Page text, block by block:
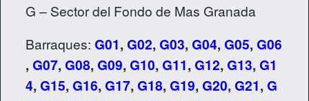
G – Sector del Fondo de Mas Granada
Barraques: G01, G02, G03, G04, G05, G06
, G07, G08, G09, G10, G11, G12, G13, G1
4, G15, G16, G17, G18, G19, G20, G21, G